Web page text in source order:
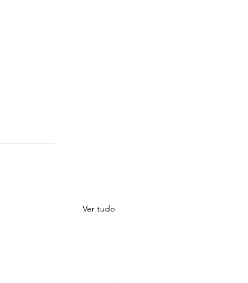
Ver tudo